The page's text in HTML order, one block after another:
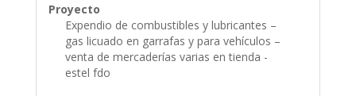
Proyecto
Expendio de combustibles y lubricantes –
gas licuado en garrafas y para vehículos –
venta de mercaderías varias en tienda -
estel fdo